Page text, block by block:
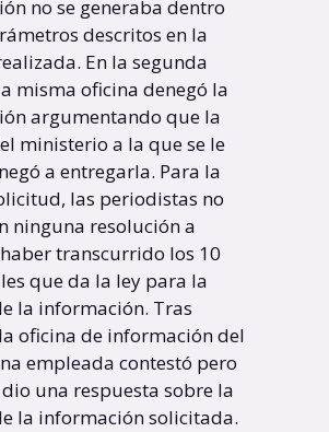
no se generaba dentro
descritos en la
En la segunda
misma oficina denegó la
argumentando que la
ministerio a la que se le
a entregarla. Para la
las periodistas no
ninguna resolución a
transcurrido los 10
que da la ley para la
la información. Tras
oficina de información del
empleada contestó pero
una respuesta sobre la
la información solicitada.